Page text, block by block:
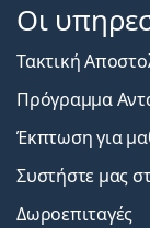
Οι
Τακτική
Πρόγραμμα
Έκπτωση για
Συστήστε μας
Δωροεπιταγές